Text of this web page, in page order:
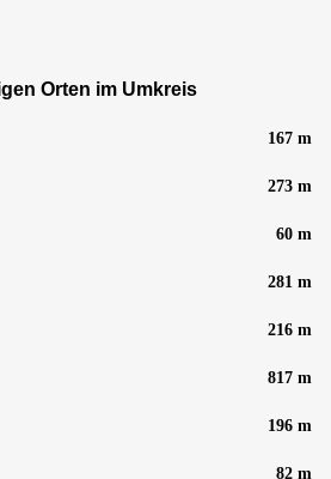
Orten im Umkreis
167 m
273 m
60 m
281 m
216 m
817 m
196 m
82 m